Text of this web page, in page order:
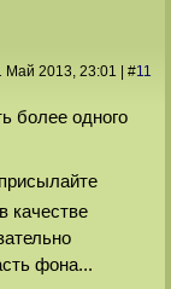
Май 2013, 23:01 #11
более одного
качестве
фона...